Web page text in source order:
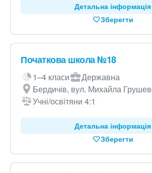
Детальна інформація
Зберегти
Початкова школа №18
1–4 класи
Державна
Бердичів, вул. Михайла
Учні/освітяни 4:1
Детальна інформація
Зберегти